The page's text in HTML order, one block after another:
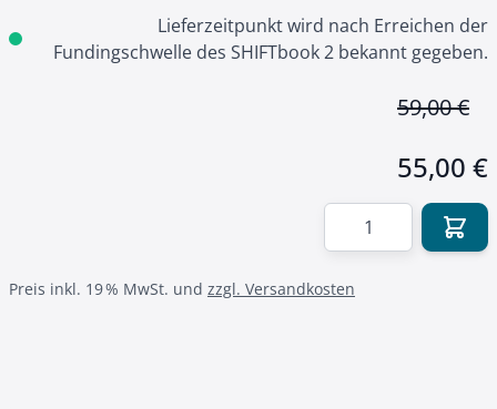
Lieferzeitpunkt wird nach Erreichen der
Fundingschwelle des SHIFTbook 2 bekannt gegeben.
59,00 €
55,00 €
Menge
Preis inkl. 19 % MwSt. und zzgl. Versandkosten